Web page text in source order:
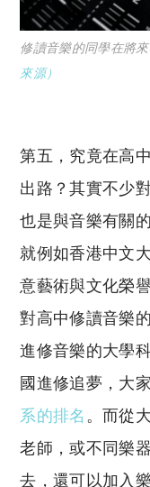
修讀音樂的同學在將
來源）
第五，究竟在高
出路？其實不少
也是與音樂有關
就例如香港中文
意藝術與文化榮
對高中修讀音樂
進修音樂的大學
國進修追夢，大
系的排名 。而從
老師，或不同樂
去，還可以加入